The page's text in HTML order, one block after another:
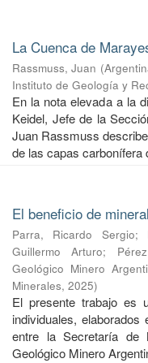
La Cuenca de
Rassmuss, Juan (
Instituto de Geología y
En la nota elevada a la
Keidel, Jefe de la
Juan Rassmuss
de las capas carbonífera
El beneficio de
Parra, Ricardo Sergio;
Guillermo Arturo;
Geológico Minero
Minerales, 2025)
El presente trabajo es
individuales,
entre la Secretaría
Geológico Minero